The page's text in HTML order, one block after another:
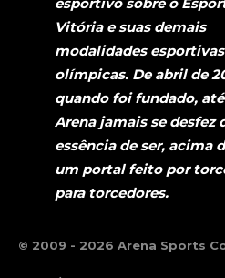
Vitória e suas demais
modalidades esportivas
olímpicas. De abril de
quando foi fundado,
Arena jamais se desfez
essência de ser, acima
um portal feito por
para torcedores.
© 2009 - 2026 Arena Sports